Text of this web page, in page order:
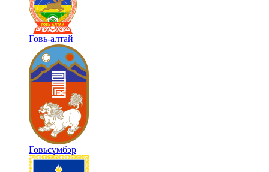
Говь-алтай
Говьсүмбэр